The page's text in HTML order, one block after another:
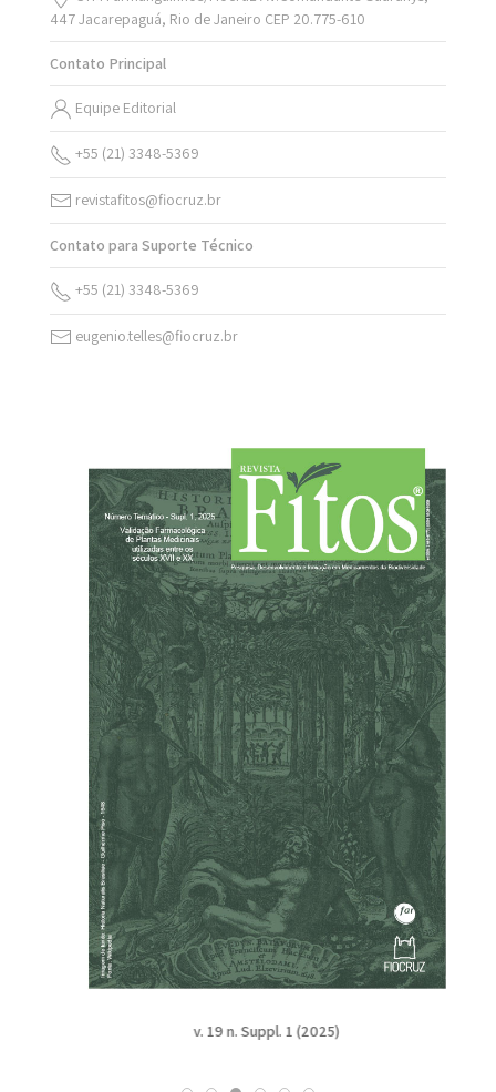
447 Jacarepaguá, Rio de Janeiro CEP 20.775-610
Contato Principal
Equipe Editorial
+55 (21) 3348-5369
revistafitos@fiocruz.br
Contato para Suporte Técnico
+55 (21) 3348-5369
eugenio.telles@fiocruz.br
v. 19 n. Suppl. 1 (2025)